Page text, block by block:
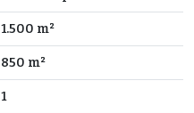
1.500 m²
850 m²
1